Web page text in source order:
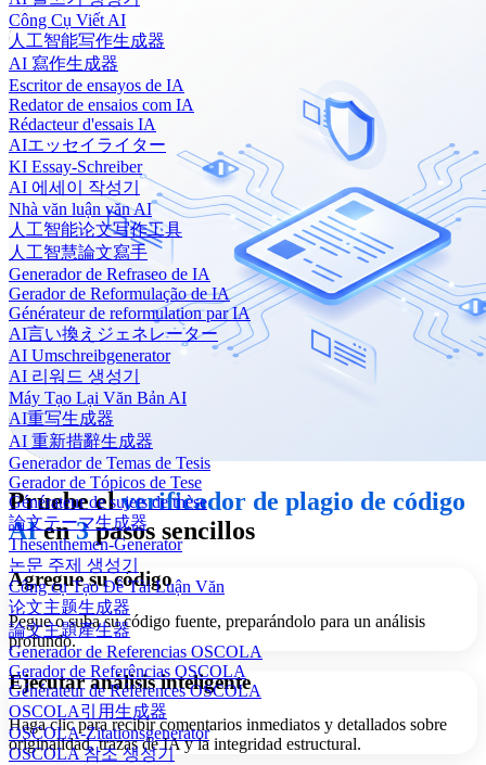
Công Cụ Viết AI
人工智能写作生成器
AI 寫作生成器
Escritor de ensayos de IA
Redator de ensaios com IA
Rédacteur d'essais IA
AIエッセイライター
KI Essay-Schreiber
AI 에세이 작성기
Nhà văn luận văn AI
人工智能论文写作工具
人工智慧論文寫手
Generador de Refraseo de IA
Gerador de Reformulação de IA
Générateur de reformulation par IA
AI言い換えジェネレーター
AI Umschreibgenerator
AI 리워드 생성기
Máy Tạo Lại Văn Bản AI
AI重写生成器
AI 重新措辭生成器
Generador de Temas de Tesis
Gerador de Tópicos de Tese
Générateur de sujets de thèse
論文テーマ生成器
Thesenthemen-Generator
논문 주제 생성기
Công cụ Tạo Đề Tài Luận Văn
论文主题生成器
論文主題產生器
Generador de Referencias OSCOLA
Gerador de Referências OSCOLA
Générateur de Références OSCOLA
OSCOLA引用生成器
OSCOLA-Zitationsgenerator
OSCOLA 참조 생성기
Pruebe elverificador de plagio de código
AIen3pasos sencillos
Agregue su código
Pegue o suba su código fuente, preparándolo para un análisis
profundo.
Ejecutar análisis inteligente
Haga clic para recibir comentarios inmediatos y detallados sobre
originalidad, trazas de IA y la integridad estructural.